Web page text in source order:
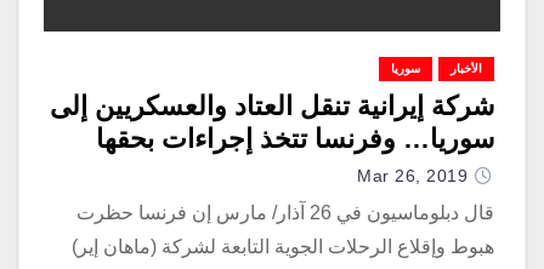
الأخبار سوريا
شركة إيرانية تنقل العتاد والعسكريين إلى
سوريا… وفرنسا تتخذ إجراءات بحقها
Mar 26, 2019
قال دبلوماسيون في 26 آذار/ مارس إن فرنسا حظرت